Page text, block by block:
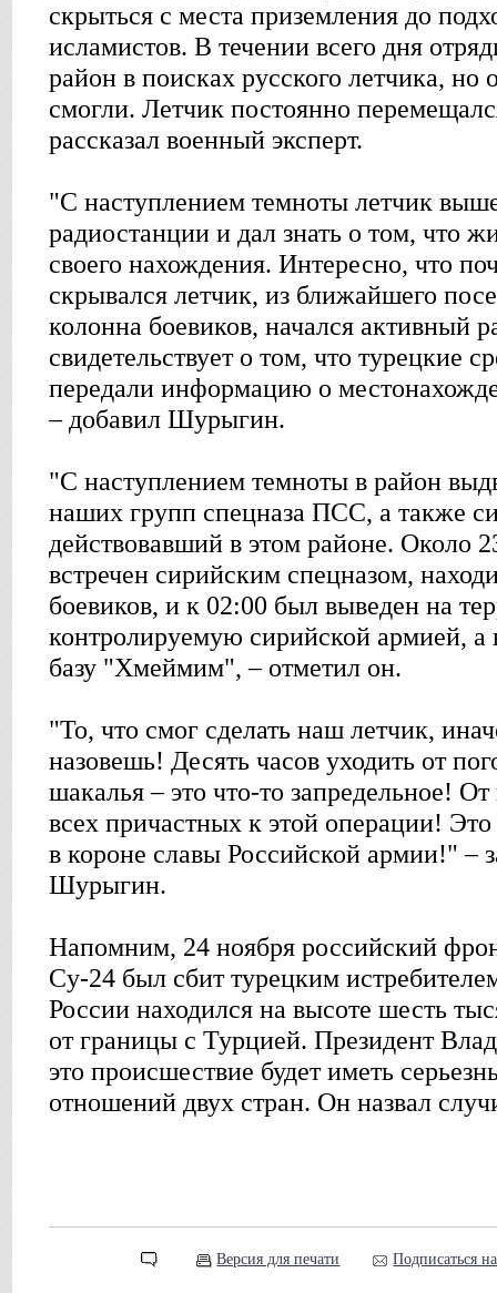
скрыться с места приземления до
исламистов. В течении всего дня
район в поисках русского летчика, но
смогли. Летчик постоянно
рассказал военный эксперт.
"С наступлением темноты летчик
радиостанции и дал знать о том, что
своего нахождения. Интересно, что
скрывался летчик, из ближайшего
колонна боевиков, начался активный
свидетельствует о том, что турецкие
передали информацию о
– добавил Шурыгин.
"С наступлением темноты в район
наших групп спецназа ПСС, а также
действовавший в этом районе. Около
встречен сирийским спецназом,
боевиков, и к 02:00 был выведен на
контролируемую сирийской армией, а
базу "Хмеймим", – отметил он.
"То, что смог сделать наш летчик,
назовешь! Десять часов уходить от
шакалья – это что-то запредельное!
всех причастных к этой операции!
в короне славы Российской армии!" –
Шурыгин.
Напомним, 24 ноября российский
Cу-24 был сбит турецким
России находился на высоте шесть
от границы с Турцией. Президент
это происшествие будет иметь
отношений двух стран. Он назвал
Версия для печати Подписаться